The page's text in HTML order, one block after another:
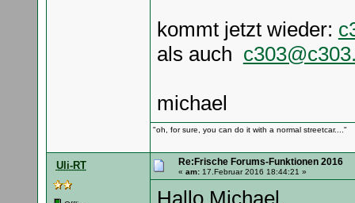
kommt jetzt wieder:
als auch
michael
"oh, for sure, you can do it with a normal streetcar...."
Uli-RT Re:Frische Forums-Funktionen 2016
« am:17.Februar 2016 18:44:21 »
Hallo Michael,